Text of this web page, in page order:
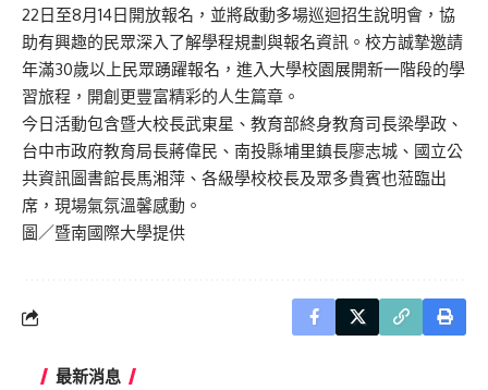
22日至8月14日開放報名， 並將啟動多場巡迴招生說明會， 協
助有興趣的民眾深入了解學程規劃與報名資訊。 校方誠摯邀請
年滿30歲以上民眾踴躍報名， 進入大學校園展開新一階段的學
習旅程， 開創更豐富精彩的人生篇章。
今日活動包含暨大校長武東星、教育部終身教育司長梁學政、
台中市政府教育局長蔣偉民、南投縣埔里鎮長廖志城、 國立公
共資訊圖書館長馬湘萍、 各級學校校長及眾多貴賓也蒞臨出
席，現場氣氛溫馨感動。
圖／暨南國際大學提供
最新消息